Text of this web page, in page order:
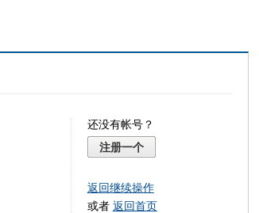
还没有帐号？
注册一个
返回继续操作
或者 返回首页